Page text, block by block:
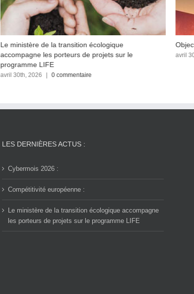
Le ministère de la transition écologique
accompagne les porteurs de projets sur le
programme LIFE
avril 30th, 2026 0 commentaire
avril
LES DERNIÈRES ACTUS :
Cybermois 2026 :
Compétitivité européenne :
Le ministère de la transition écologique accompagne
les porteurs de projets sur le programme LIFE